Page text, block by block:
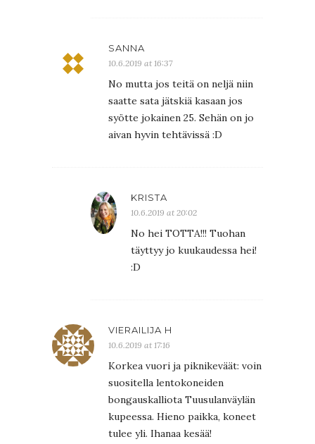
SANNA
10.6.2019 at 16:37
No mutta jos teitä on neljä niin
saatte sata jätskiä kasaan jos
syötte jokainen 25. Sehän on jo
aivan hyvin tehtävissä :D
KRISTA
10.6.2019 at 20:02
No hei TOTTA!!! Tuohan
täyttyy jo kuukaudessa hei!
:D
VIERAILIJA H
10.6.2019 at 17:16
Korkea vuori ja piknikeväät: voin
suositella lentokoneiden
bongauskalliota Tuusulanväylän
kupeessa. Hieno paikka, koneet
tulee yli. Ihanaa kesää!